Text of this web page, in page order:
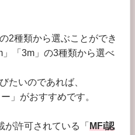
2種類から選ぶことができ
「3m」の3種類から選べ
たいのであれば、
」がおすすめです。
許可されている「 MFi認